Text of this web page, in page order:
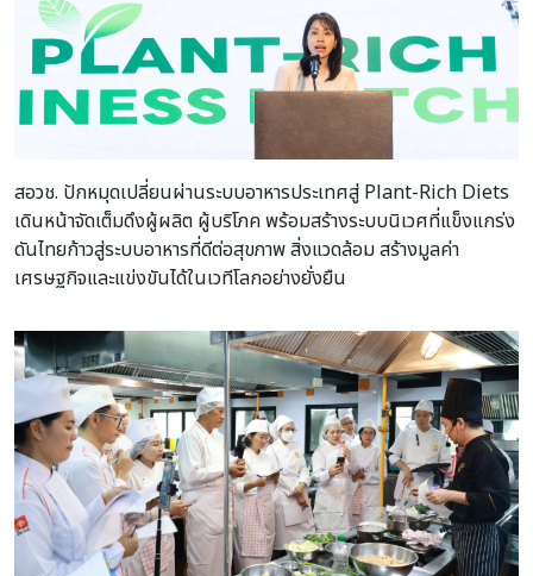
สอวช. ปักหมุดเปลี่ยนผ่านระบบอาหารประเทศสู่ Plant-Rich Diets
เดินหน้าจัดเต็มดึงผู้ผลิต ผู้บริโภค พร้อมสร้างระบบนิเวศที่แข็งแกร่ง
ดันไทยก้าวสู่ระบบอาหารที่ดีต่อสุขภาพ สิ่งแวดล้อม สร้างมูลค่า
เศรษฐกิจและแข่งขันได้ในเวทีโลกอย่างยั่งยืน